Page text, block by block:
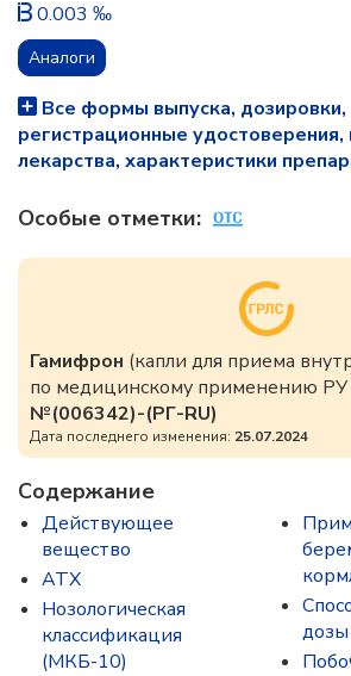
0.003 ‰
Аналоги
Все формы выпуска, дозировки,
регистрационные удостоверения,
лекарства, характеристики
Особые отметки:
Гамифрон (капли для приема
по медицинскому применению
№(006342)-(РГ-RU)
Дата последнего изменения: 25.07.2024
Содержание
Действующее
вещество
ATX
Нозологическая
классификация
(МКБ-10)
дозы